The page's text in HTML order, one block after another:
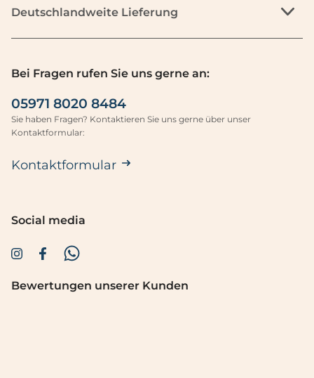
Deutschlandweite Lieferung
Bei Fragen rufen Sie uns gerne an:
05971 8020 8484
Sie haben Fragen? Kontaktieren Sie uns gerne über unser
Kontaktformular:
Kontaktformular
Social media
Bewertungen unserer Kunden